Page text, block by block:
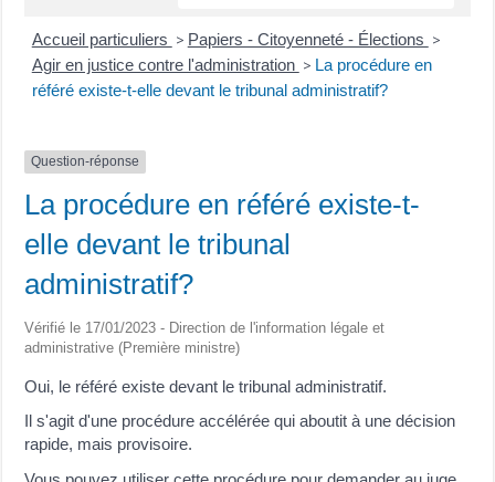
Accueil particuliers > Papiers - Citoyenneté - Élections >
Agir en justice contre l'administration > La procédure en
référé existe-t-elle devant le tribunal administratif?
Question-réponse
La procédure en référé existe-t-
elle devant le tribunal
administratif?
Vérifié le 17/01/2023 - Direction de l'information légale et
administrative (Première ministre)
Oui, le référé existe devant le tribunal administratif.
Il s'agit d'une procédure accélérée qui aboutit à une décision
rapide, mais provisoire.